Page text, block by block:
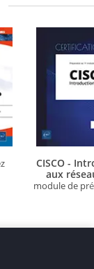
CISCO -
aux
module de